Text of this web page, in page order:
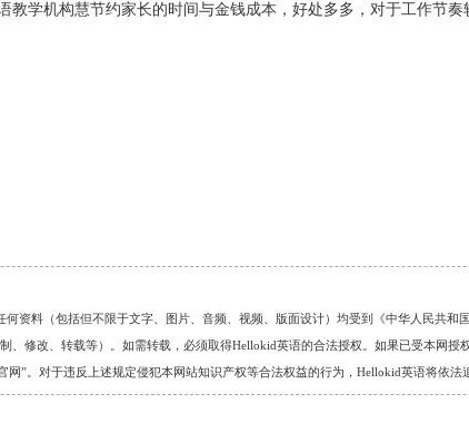
教学机构慧节约家长的时间与金钱成本，好处多多，对于工作节奏
资料（包括但不限于文字、图片、音频、视频、版面设计）均受到《中华人民共和
、修改、转载等）。如需转载，必须取得Hellokid英语的合法授权。如果已受本网授
”。对于违反上述规定侵犯本网站知识产权等合法权益的行为，Hellokid英语将依法